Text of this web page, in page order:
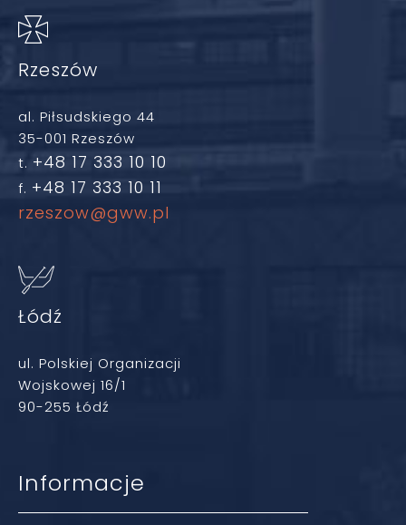
Rzeszów
al. Piłsudskiego 44
35-001 Rzeszów
t. +48 17 333 10 10
f. +48 17 333 10 11
rzeszow@gww.pl
Łódź
ul. Polskiej Organizacji
Wojskowej 16/1
90-255 Łódź
Informacje